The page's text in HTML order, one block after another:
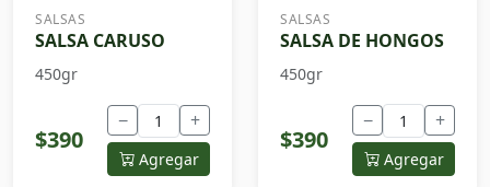
SALSAS
SALSA CARUSO
450gr
$390
− +
Agregar
SALSAS
SALSA DE HONGOS
450gr
$390
− +
Agregar